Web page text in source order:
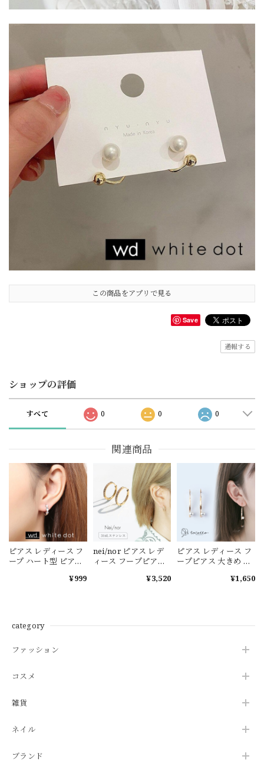
この商品をアプリで見る
Save
通報する
ショップの評価
すべて 0 0 0
関連商品
ピアス レディース フ
ープ ハート型 ピアス
さめ シルバー ゴール
¥999
nei/nor ピアス レデ
ィース フープピアス
レルギー対応 ゴール
¥3,520
ピアス レディース フ
ープピアス 大きめ ピ
チタン【tocotto】
ンタイン ホワイトデ
¥1,650
category
ファッション
コスメ
雑貨
ネイル
ブランド